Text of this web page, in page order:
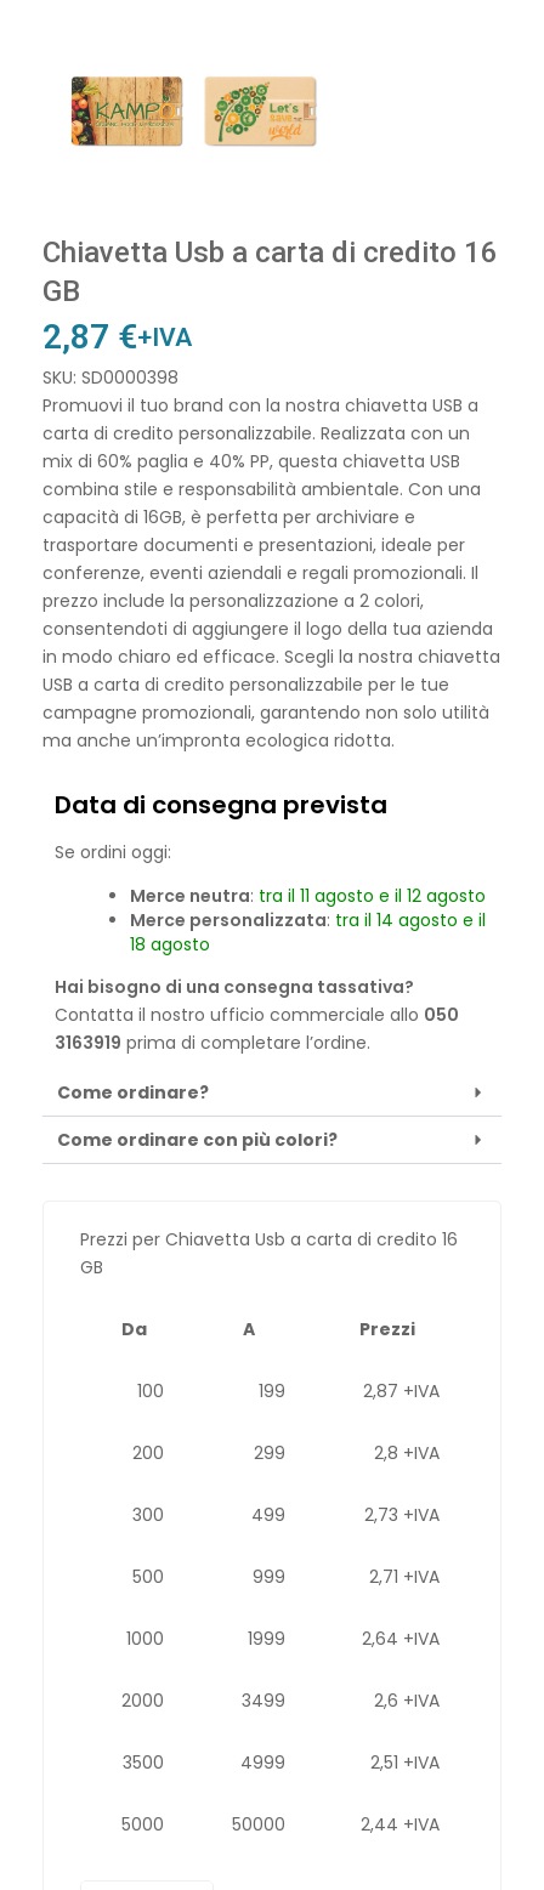
Chiavetta Usb a carta di credito 16
GB
2,87 €+IVA
SKU: SD0000398
Promuovi il tuo brand con la nostra chiavetta USB a
carta di credito personalizzabile. Realizzata con un
mix di 60% paglia e 40% PP, questa chiavetta USB
combina stile e responsabilità ambientale. Con una
capacità di 16GB, è perfetta per archiviare e
trasportare documenti e presentazioni, ideale per
conferenze, eventi aziendali e regali promozionali. Il
prezzo include la personalizzazione a 2 colori,
consentendoti di aggiungere il logo della tua azienda
in modo chiaro ed efficace. Scegli la nostra chiavetta
USB a carta di credito personalizzabile per le tue
campagne promozionali, garantendo non solo utilità
ma anche un’impronta ecologica ridotta.
Data di consegna prevista
Se ordini oggi:
Merce neutra: tra il 11 agosto e il 12 agosto
Merce personalizzata: tra il 14 agosto e il
18 agosto
Hai bisogno di una consegna tassativa?
Contatta il nostro ufficio commerciale allo 050
3163919 prima di completare l’ordine.
Come ordinare?
Come ordinare con più colori?
Prezzi per Chiavetta Usb a carta di credito 16
GB
Da A Prezzi
100 199 2,87 +IVA
200 299 2,8 +IVA
300 499 2,73 +IVA
500 999 2,71 +IVA
1000 1999 2,64 +IVA
2000 3499 2,6 +IVA
3500 4999 2,51 +IVA
5000 50000 2,44 +IVA